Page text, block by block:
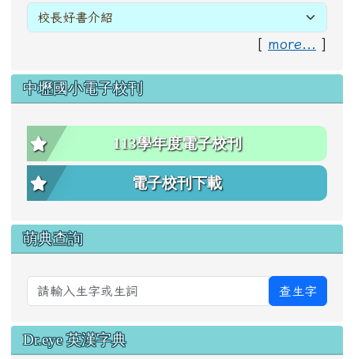
[ more... ]
中壢國小電子校刊
113學年度電子校刊
電子校刊下載
萌典查詢
查生字
Dr.eye 英漢字典